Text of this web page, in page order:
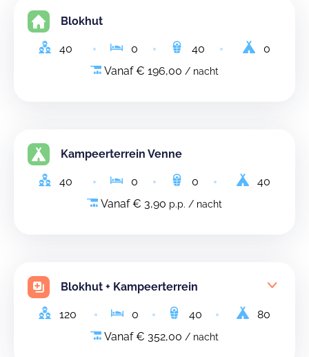
Blokhut
40 0 40
0
Vanaf € 196,00 / nacht
Kampeerterrein Venne
40 0 0
40
Vanaf € 3,90 p.p. / nacht
Blokhut + Kampeerterrein
120 0 40
80
Vanaf € 352,00 / nacht